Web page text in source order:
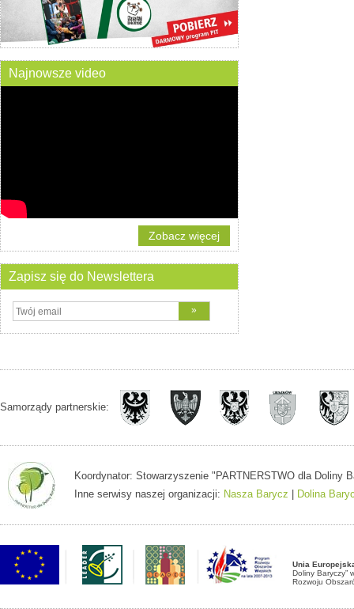
Najnowsze video
Zobacz więcej
Zapisz się do Newslettera
Samorządy partnerskie:
Koordynator: Stowarzyszenie "PARTNERSTWO dla
Inne serwisy naszej organizacji: Nasza Barycz Dolina
Unia
Doliny Baryczy”
Rozwoju